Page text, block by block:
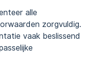
alle
zorgvuldig.
vaak beslissend